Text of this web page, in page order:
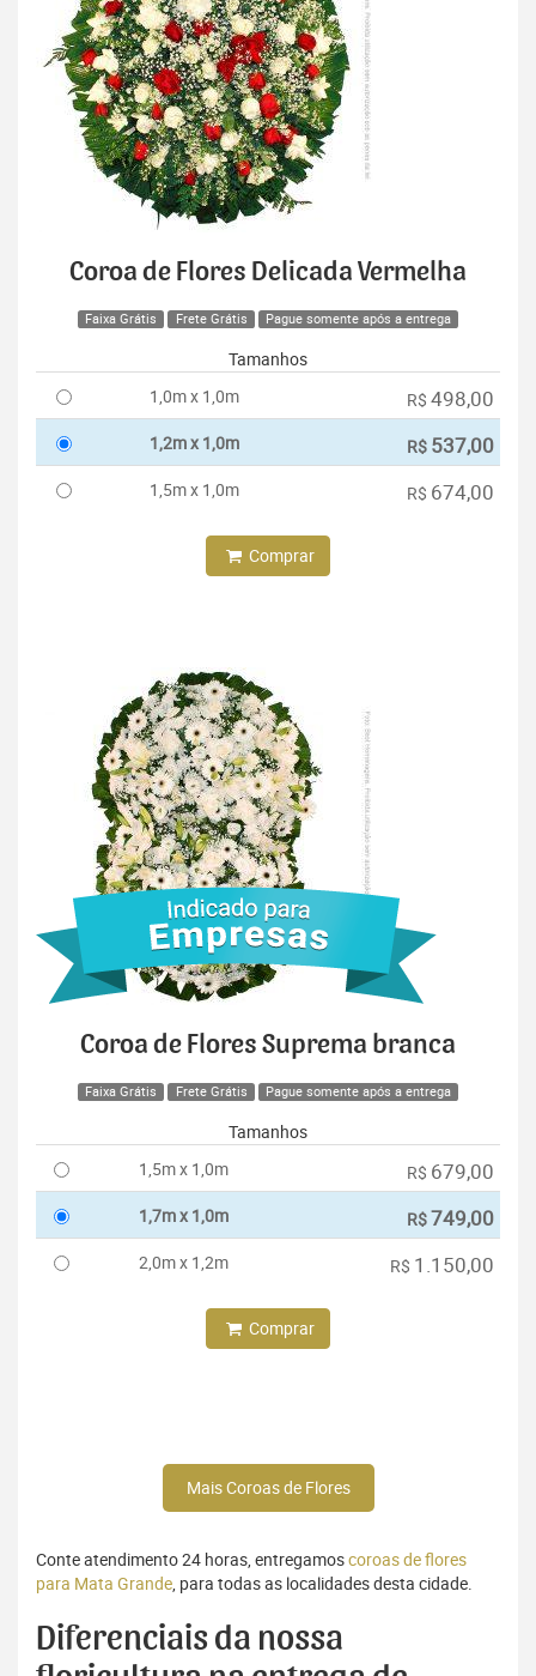
Coroa de Flores Delicada Vermelha
Faixa Grátis Frete Grátis Pague somente após a entrega
Tamanhos
1,0m x 1,0m
R$ 498,00
1,2m x 1,0m R$ 537,00
1,5m x 1,0m R$ 674,00
Comprar
Coroa de Flores Suprema branca
Faixa Grátis Frete Grátis Pague somente após a entrega
Tamanhos
1,5m x 1,0m
R$ 679,00
1,7m x 1,0m R$749,00
2,0m x 1,2m R$ 1.150,00
Comprar
Mais Coroas de Flores
Conte atendimento 24 horas, entregamoscoroas de flores
para Mata Grande, para todas as localidades desta cidade.
Diferenciais da nossa